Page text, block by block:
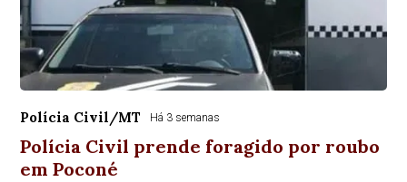
Polícia Civil/MT Há 3 semanas
Polícia Civil prende foragido por roubo
em Poconé